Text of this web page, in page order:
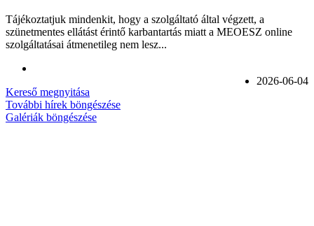
Tájékoztatjuk mindenkit, hogy a szolgáltató által végzett, a
szünetmentes ellátást érintő karbantartás miatt a MEOESZ online
szolgáltatásai átmenetileg nem lesz...
2026-06-04
Kereső megnyitása
További hírek böngészése
Galériák böngészése